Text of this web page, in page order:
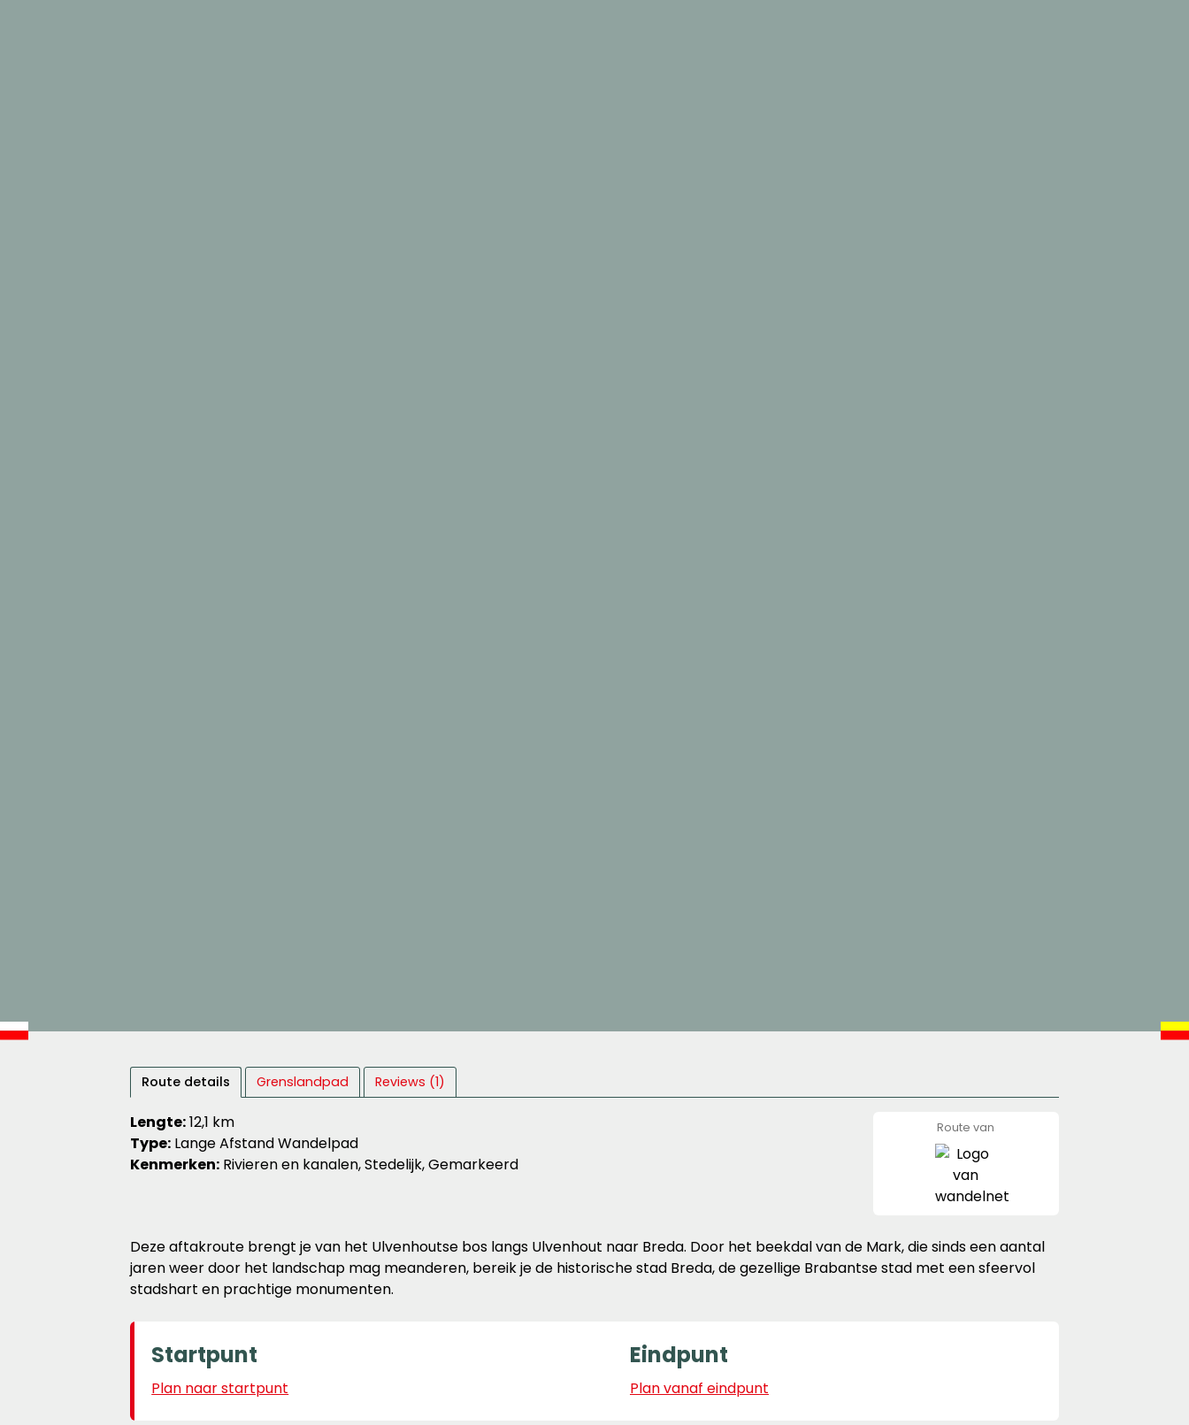
Route details Grenslandpad Reviews (1)
Lengte:12,1 km
Type: Lange Afstand Wandelpad
Kenmerken: Rivieren en kanalen, Stedelijk, Gemarkeerd
Route van
Deze aftakroute brengt je van het Ulvenhoutse bos langs Ulvenhout naar Breda. Door het beekdal van de Mark, die sinds een aantal
jaren weer door het landschap mag meanderen, bereik je de historische stad Breda, de gezellige Brabantse stad met een sfeervol
stadshart en prachtige monumenten.
Startpunt
Plan naar startpunt
Eindpunt
Plan vanaf eindpunt